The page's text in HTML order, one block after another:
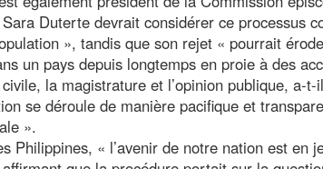
Duterte devrait considérer ce processus
», tandis que son rejet « pourrait
un pays depuis longtemps en proie à des
la magistrature et l’opinion publique, a-
se déroule de manière pacifique et
».
Philippines, « l’avenir de notre nation est en